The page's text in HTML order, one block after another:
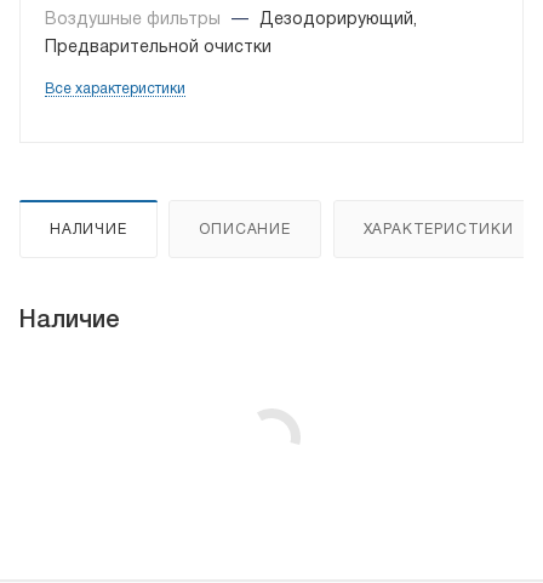
Воздушные фильтры
—
Дезодорирующий,
Предварительной очистки
Все характеристики
НАЛИЧИЕ ОПИСАНИЕ ХАРАКТЕРИСТИКИ
Наличие